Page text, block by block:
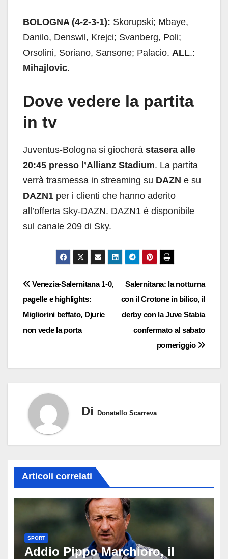
BOLOGNA (4-2-3-1): Skorupski; Mbaye,
Danilo, Denswil, Krejci; Svanberg, Poli;
Orsolini, Soriano, Sansone; Palacio. ALL.:
Mihajlovic.
Dove vedere la partita
in tv
Juventus-Bologna si giocherà stasera alle
20:45 presso l’Allianz Stadium. La partita
verrà trasmessa in streaming su DAZN e su
DAZN1 per i clienti che hanno aderito
all’offerta Sky-DAZN. DAZN1 è disponibile
sul canale 209 di Sky.
Navigazione
articoli
Salernitana: la notturna
con il Crotone in bilico, il
derby con la Juve Stabia
confermato al sabato
pomeriggio
Venezia-Salernitana 1-0,
pagelle e highlights:
Migliorini beffato, Djuric
non vede la porta
Di Donatello Scarreva
Articoli correlati
SPORT
Addio Pippo Marchioro, il